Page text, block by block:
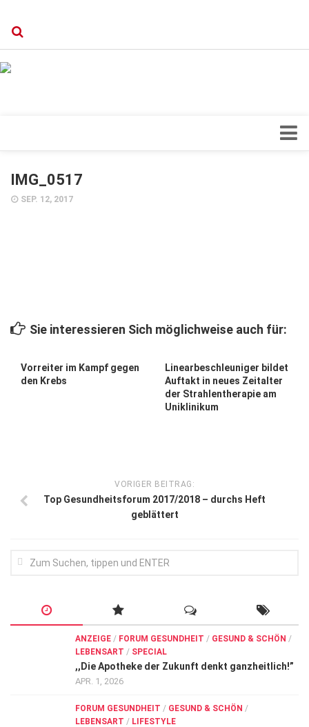
Forschung
Forum Gesundheit
Hören
IMG_0517
SEP. 12, 2017
Sie interessieren Sich möglichweise auch für:
Vorreiter im Kampf gegen
den Krebs
Linearbeschleuniger bildet
Auftakt in neues Zeitalter
der Strahlentherapie am
Uniklinikum
VORIGER BEITRAG:
Top Gesundheitsforum 2017/2018 – durchs Heft
geblättert
ANZEIGE / FORUM GESUNDHEIT / GESUND & SCHÖN /
LEBENSART / SPECIAL
,,Die Apotheke der Zukunft denkt ganzheitlich!”
APR. 1, 2026
FORUM GESUNDHEIT / GESUND & SCHÖN /
LEBENSART / LIFESTYLE